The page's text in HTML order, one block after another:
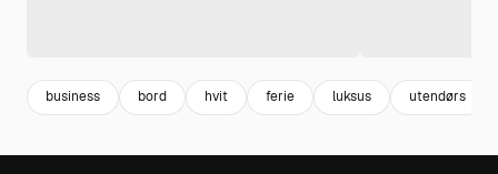
business bord hvit ferie luksus utendørs